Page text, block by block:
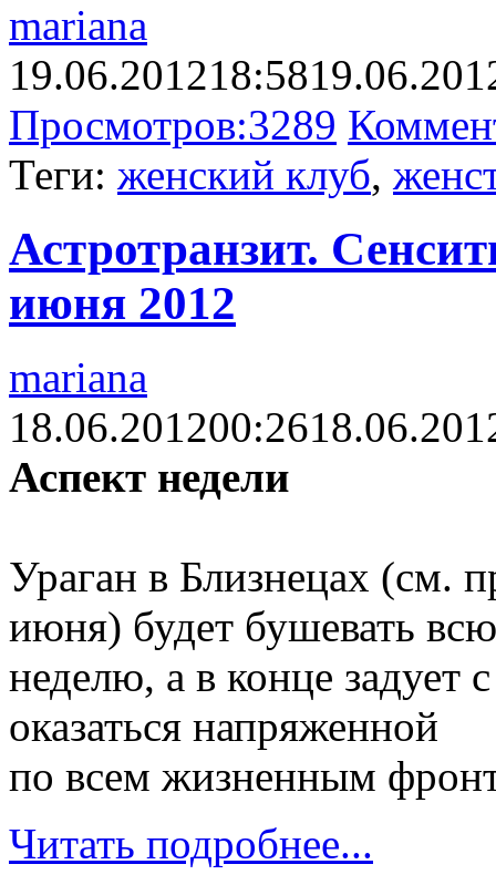
mariana
19.06.201218:58
Просмотров:3289
Теги: женский клуб,
Астротранзит.
июня 2012
mariana
18.06.201200:26
Аспект недели
Ураган в Близнецах (см.
июня) будет бушевать всю
неделю, а в конце задует
оказаться напряженной
по всем жизненным
Читать подробнее...